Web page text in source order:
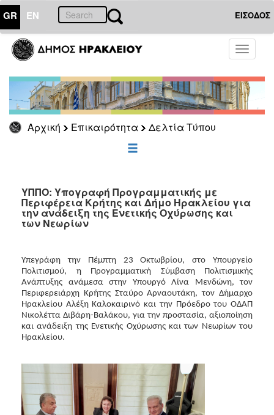
GR EN ΕΙΣΟΔΟΣ
Toggle
Αρχική Επικαιρότητα Δελτία Τύπου
ΕΠΙΚΑΙΡΟΤΗΤΑ
Τύπου
Αρχείο
ΕΠΙΣΚΕΠΤΗΣ
ΗΡΑΚΛΕΙΟ
ΥΠΠΟ: Υπογραφή Προγραμματικής με
Περιφέρεια Κρήτης και Δήμο Ηρακλείου για
την ανάδειξη της Ενετικής Οχύρωσης και
των Νεωρίων
Υπεγράφη την Πέμπτη 23 Οκτωβρίου, στο Υπουργείο
Πολιτισμού, η Προγραμματική Σύμβαση Πολιτισμικής
Ανάπτυξης ανάμεσα στην Υπουργό Λίνα Μενδώνη, τον
Περιφερειάρχη Κρήτης Σταύρο Αρναουτάκη, τον Δήμαρχο
Ηρακλείου Αλέξη Καλοκαιρινό και την Πρόεδρο του ΟΔΑΠ
Νικολέττα Διβάρη-Βαλάκου, για την προστασία, αξιοποίηση
και ανάδειξη της Ενετικής Οχύρωσης και των Νεωρίων του
Ηρακλείου.